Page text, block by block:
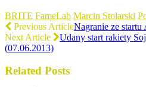
BRITE FameLab Marcin Stolarski
Previous ArticleNagranie ze startu
Next Article
Udany start rakiety
(07.06.2013)
Related Posts